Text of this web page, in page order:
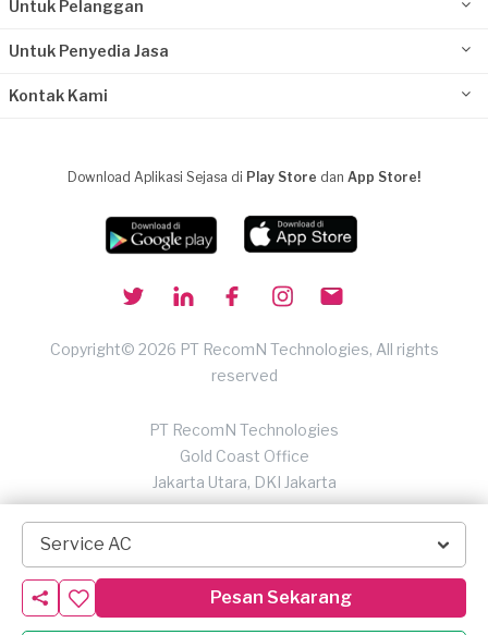
Service AC
Pesan Sekarang
Untuk Pelanggan
Untuk Penyedia Jasa
Kontak Kami
Download Aplikasi Sejasa di Play Store dan App Store!
Copyright© 2026 PT RecomN Technologies, All rights
reserved
PT RecomN Technologies
Gold Coast Office
Jakarta Utara, DKI Jakarta